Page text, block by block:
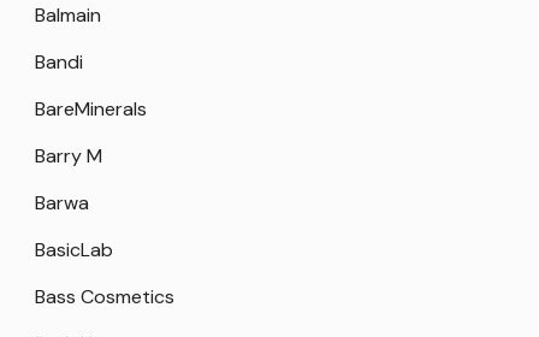
Balmain
Bandi
BareMinerals
Barry M
Barwa
BasicLab
Bass Cosmetics